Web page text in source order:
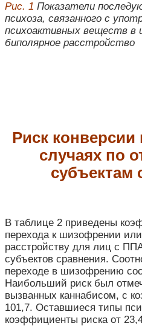
Рис. 1 Показатели
психоза, связанного с
психоактивных веществ в
биполярное расстройство
Риск
случаях по
субъектам
В таблице 2 приведены
перехода к шизофрении
расстройству для лиц с
субъектов сравнения.
переходе в шизофрению
Наибольший риск был
вызванных каннабисом, с
101,7. Оставшиеся типы
коэффициенты риска от